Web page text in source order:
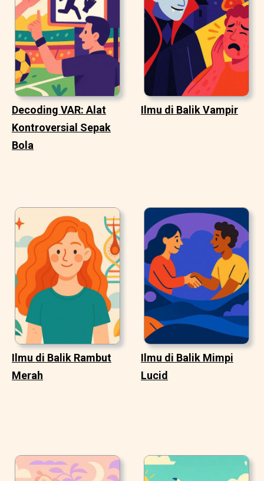
Decoding VAR: Alat
Kontroversial Sepak
Bola
Ilmu di Balik Vampir
Ilmu di Balik Rambut
Merah
Ilmu di Balik Mimpi
Lucid